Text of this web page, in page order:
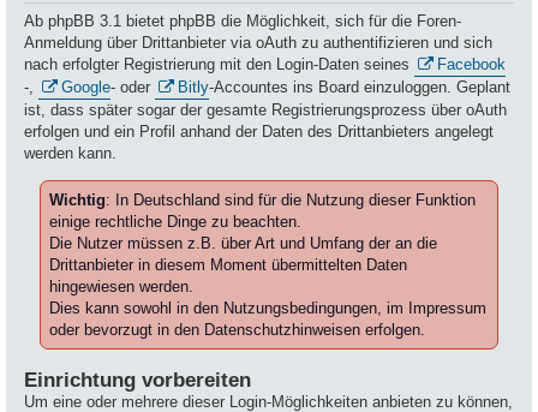
Ab phpBB 3.1 bietet phpBB die Möglichkeit, sich für die Foren-
Anmeldung über Drittanbieter via oAuth zu authentifizieren und sich
nach erfolgter Registrierung mit den Login-Daten seines
Facebook
-,
Google- oder Bitly-Accountes ins Board einzuloggen. Geplant
ist, dass später sogar der gesamte Registrierungsprozess über oAuth
erfolgen und ein Profil anhand der Daten des Drittanbieters angelegt
werden kann.
Wichtig: In Deutschland sind für die Nutzung dieser Funktion
einige rechtliche Dinge zu beachten.
Die Nutzer müssen z.B. über Art und Umfang der an die
Drittanbieter in diesem Moment übermittelten Daten
hingewiesen werden.
Dies kann sowohl in den Nutzungsbedingungen, im Impressum
oder bevorzugt in den Datenschutzhinweisen erfolgen.
Einrichtung vorbereiten
Um eine oder mehrere dieser Login-Möglichkeiten anbieten zu können,